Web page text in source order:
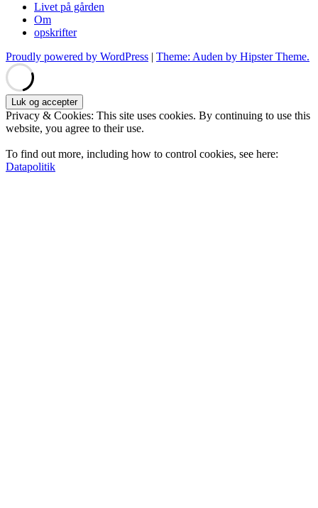
Livet på gården
Om
opskrifter
Proudly powered by WordPress | Theme: Auden by Hipster Theme.
Privacy & Cookies: This site uses cookies. By continuing to use this
website, you agree to their use.
To find out more, including how to control cookies, see here:
Datapolitik